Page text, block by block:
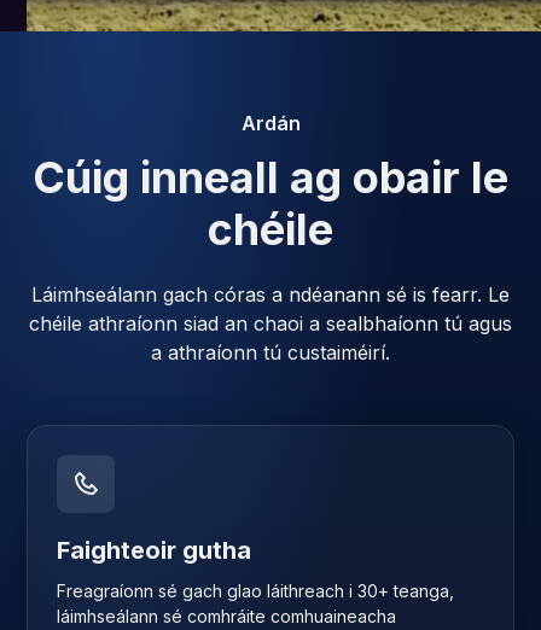
Ardán
Cúig inneall ag obair le
chéile
Láimhseálann gach córas a ndéanann sé is fearr. Le
chéile athraíonn siad an chaoi a sealbhaíonn tú agus
a athraíonn tú custaiméirí.
Faighteoir gutha
Freagraíonn sé gach glao láithreach i 30+ teanga,
láimhseálann sé comhráite comhuaineacha